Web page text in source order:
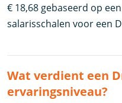
€ 18,68 gebaseerd op
salarisschalen voor een
Wat verdient een
ervaringsniveau?